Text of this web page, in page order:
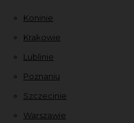
Koninie
Krakowie
Lublinie
Poznaniu
Szczecinie
Warszawie